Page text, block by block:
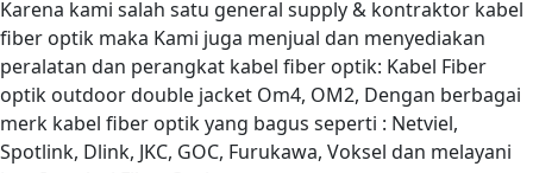
Karena kami salah satu general supply & kontraktor kabel
fiber optik maka Kami juga menjual dan menyediakan
peralatan dan perangkat kabel fiber optik: Kabel Fiber
optik outdoor double jacket Om4, OM2, Dengan berbagai
merk kabel fiber optik yang bagus seperti : Netviel,
Spotlink, Dlink, JKC, GOC, Furukawa, Voksel dan melayani